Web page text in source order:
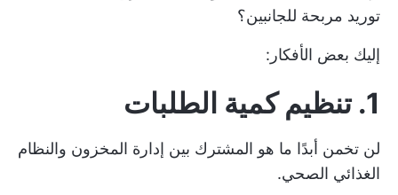
توريد مربحة للجانبين؟
إليك بعض الأفكار:
1. تنظيم كمية الطلبات
لن تخمن أبدًا ما هو المشترك بين إدارة المخزون والنظام
الغذائي الصحي.